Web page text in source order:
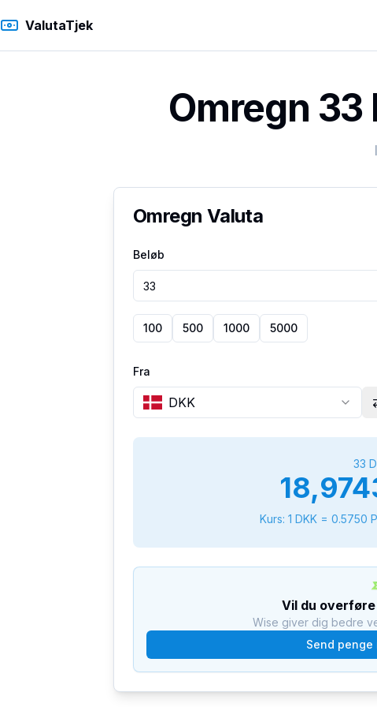
ValutaTjek
Omregn
Omregn Valuta
Beløb
100 500 1000 5000
Fra
DKK
33
Kurs: 1 DKK = 0.5750
Vil du overføre
Wise giver dig bedre
Send penge